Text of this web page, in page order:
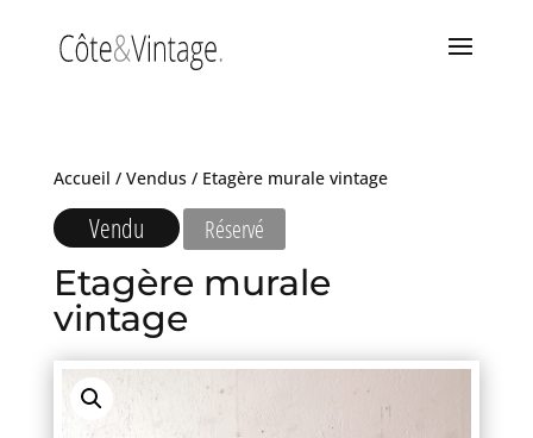
Accueil / Vendus/ Etagère murale vintage
Vendu Réservé
Etagère murale
vintage